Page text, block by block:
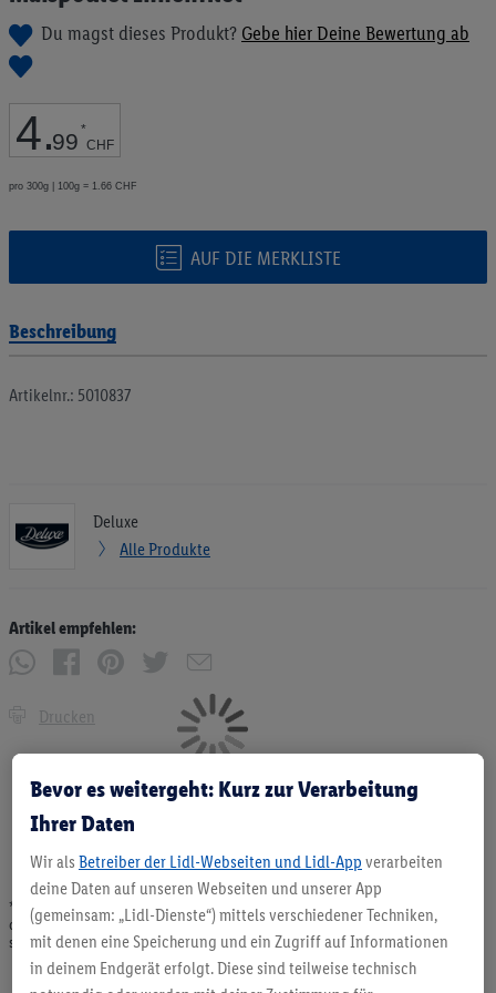
Du magst dieses Produkt? Gebe hier Deine Bewertung ab
4.99 *
CHF
pro 300g | 100g = 1.66 CHF
AUF DIE MERKLISTE
Bildgalerie
springen
Beschreibung
Artikelnr.: 5010837
Deluxe
Alle Produkte
Artikel empfehlen:
Drucken
* Angebote solange Vorrat. Abgabe nur in haushaltsüblichen Mengen. Verkauf
ohne Dekoration. Die hier beworbenen Produkte, vor allem NonFood-Produkte,
sind nicht alle dauerhaft im Sortiment. Abbildungen ähnlich.
Bevor es weitergeht: Kurz zur Verarbeitung
Ihrer Daten
Wir als Betreiber der Lidl-Webseiten und Lidl-App verarbeiten
deine Daten auf unseren Webseiten und unserer App
(gemeinsam: „Lidl-Dienste“) mittels verschiedener Techniken,
mit denen eine Speicherung und ein Zugriff auf Informationen
in deinem Endgerät erfolgt. Diese sind teilweise technisch